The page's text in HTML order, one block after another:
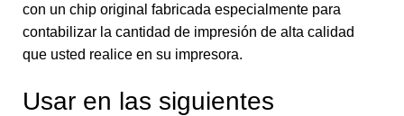
con un chip original fabricada especialmente para
contabilizar la cantidad de impresión de alta calidad
que usted realice en su impresora.
Usar en las siguientes